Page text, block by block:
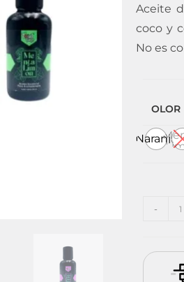
Aceite
coco y
No es
OLOR
Naranja
-